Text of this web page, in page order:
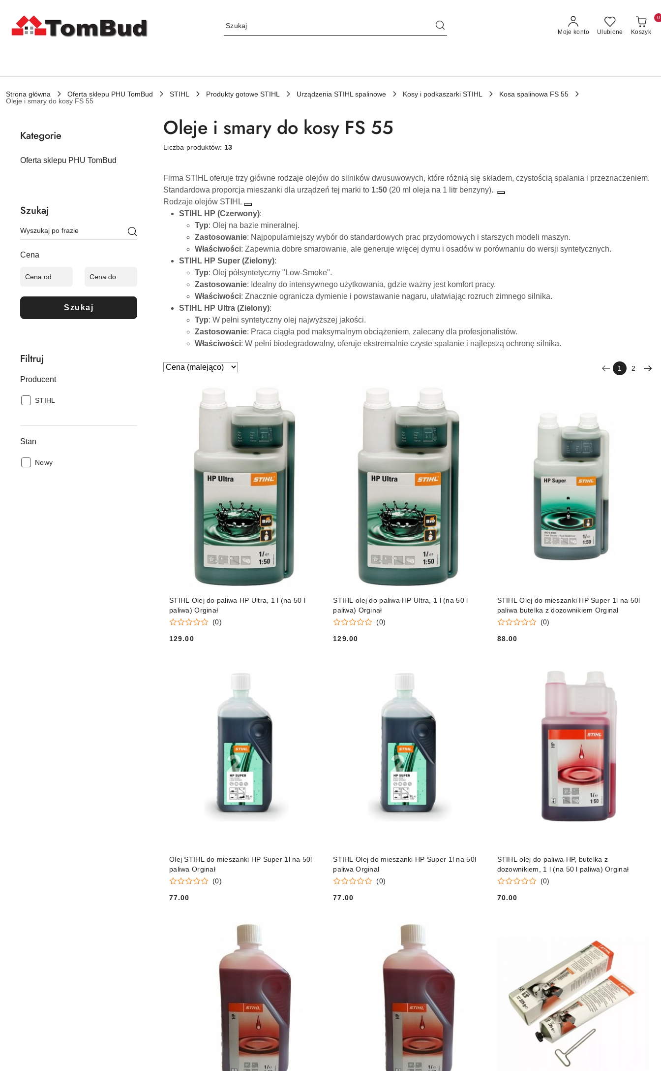
Moje konto Ulubione Koszyk
0
Strona główna Oferta sklepu PHU TomBud STIHL Produkty gotowe STIHL Urządzenia STIHL spalinowe Kosy i podkaszarki STIHL
Kosa spalinowa FS 55
Oleje i smary do kosy FS 55
Kategorie
Oferta sklepu PHU TomBud
Szukaj
Cena
Szukaj
Filtruj
Producent
Producent:
STIHL
Stan
Stan:
Nowy
Oleje i smary do kosy FS 55
Liczba produktów: 13
Firma STIHL oferuje trzy główne rodzaje olejów do silników dwusuwowych, które różnią się składem, czystością spalania i przeznaczeniem.
Standardowa proporcja mieszanki dla urządzeń tej marki to 1:50 (20 ml oleja na 1 litr benzyny).
Rodzaje olejów STIHL
STIHL HP (Czerwony):
Typ: Olej na bazie mineralnej.
Zastosowanie: Najpopularniejszy wybór do standardowych prac przydomowych i starszych modeli maszyn.
Właściwości: Zapewnia dobre smarowanie, ale generuje więcej dymu i osadów w porównaniu do wersji syntetycznych.
STIHL HP Super (Zielony):
Typ: Olej półsyntetyczny "Low-Smoke".
Zastosowanie: Idealny do intensywnego użytkowania, gdzie ważny jest komfort pracy.
Właściwości: Znacznie ogranicza dymienie i powstawanie nagaru, ułatwiając rozruch zimnego silnika.
STIHL HP Ultra (Zielony):
Typ: W pełni syntetyczny olej najwyższej jakości.
Zastosowanie: Praca ciągła pod maksymalnym obciążeniem, zalecany dla profesjonalistów.
Właściwości: W pełni biodegradowalny, oferuje ekstremalnie czyste spalanie i najlepszą ochronę silnika.
Zastosowano
(malejąco).
Sortuj
1 2
STIHL Olej do paliwa HP Ultra, 1 l (na 50 l
paliwa) Orginał
(0)
Cena:
129.00
DO KOSZYKA
STIHL olej do paliwa HP Ultra, 1 l (na 50 l
paliwa) Orginał
(0)
Cena:
129.00
DO KOSZYKA
STIHL Olej do mieszanki HP Super 1l na 50l
paliwa butelka z dozownikiem Orginał
(0)
Cena:
88.00
DO KOSZYKA
Olej STIHL do mieszanki HP Super 1l na 50l
paliwa Orginał
(0)
Cena:
77.00
STIHL Olej do mieszanki HP Super 1l na 50l
paliwa Orginał
(0)
Cena:
77.00
STIHL olej do paliwa HP, butelka z
dozownikiem, 1 l (na 50 l paliwa) Orginał
(0)
Cena:
70.00